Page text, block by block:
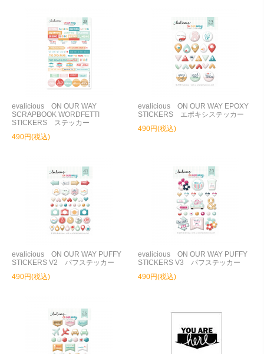
evalicious ON OUR WAY
SCRAPBOOK WORDFETTI
STICKERS ステッカー
490円(税込)
evalicious ON OUR WAY EPOXY
STICKERS エポキシステッカー
490円(税込)
evalicious ON OUR WAY PUFFY
STICKERS V2 パフステッカー
490円(税込)
evalicious ON OUR WAY PUFFY
STICKERS V3 パフステッカー
490円(税込)